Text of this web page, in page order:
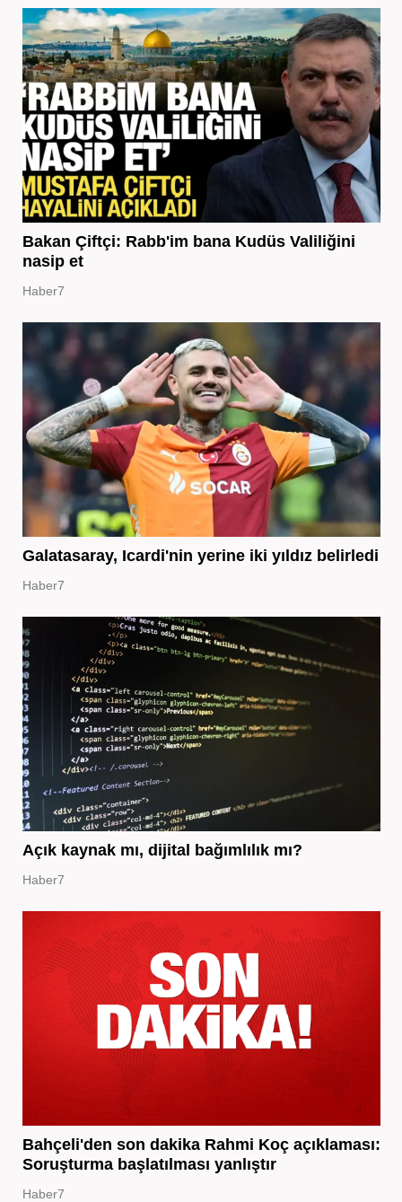
Bakan Çiftçi: Rabb'im bana Kudüs Valiliğini
nasip et
Haber7
Galatasaray, Icardi'nin yerine iki yıldız belirledi
Haber7
Açık kaynak mı, dijital bağımlılık mı?
Haber7
Bahçeli'den son dakika Rahmi Koç açıklaması:
Soruşturma başlatılması yanlıştır
Haber7